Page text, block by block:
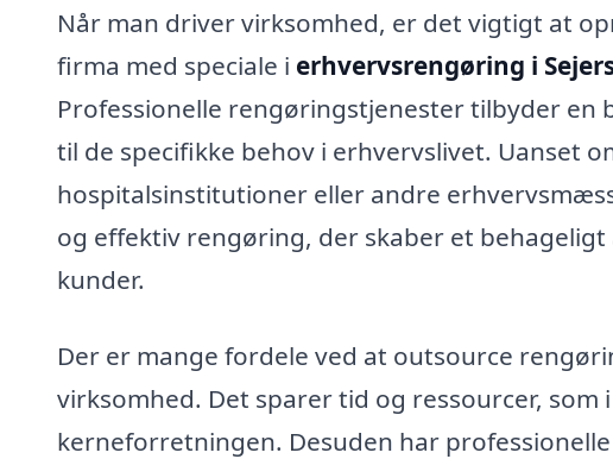
Når man driver virksomhed, er det vigtigt at
firma med speciale i erhvervsrengøring i
Professionelle rengøringstjenester tilbyder
til de specifikke behov i erhvervslivet. Uanset
hospitalsinstitutioner eller andre
og effektiv rengøring, der skaber et
kunder.
Der er mange fordele ved at outsource
virksomhed. Det sparer tid og ressourcer,
kerneforretningen. Desuden har